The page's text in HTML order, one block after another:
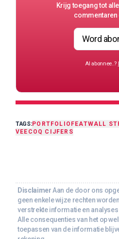
Krijg toegang tot
commentaren
Word
Al abonnee..?
TAGS:PORTFOLIO FEATWALL
VEECO Q CIJFERS
Disclaimer Aan de door ons
geen enkele wijze rechten
verstrekte informatie en
Alle consequenties van het op
toepassen van de informatie